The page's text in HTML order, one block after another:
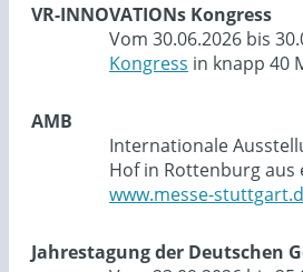
VR-INNOVATIONs Kongress
Vom 30.06.2026 bis
Kongress in knapp 40
AMB
Internationale
Hof in Rottenburg aus
www.messe-
Jahrestagung der Deutschen